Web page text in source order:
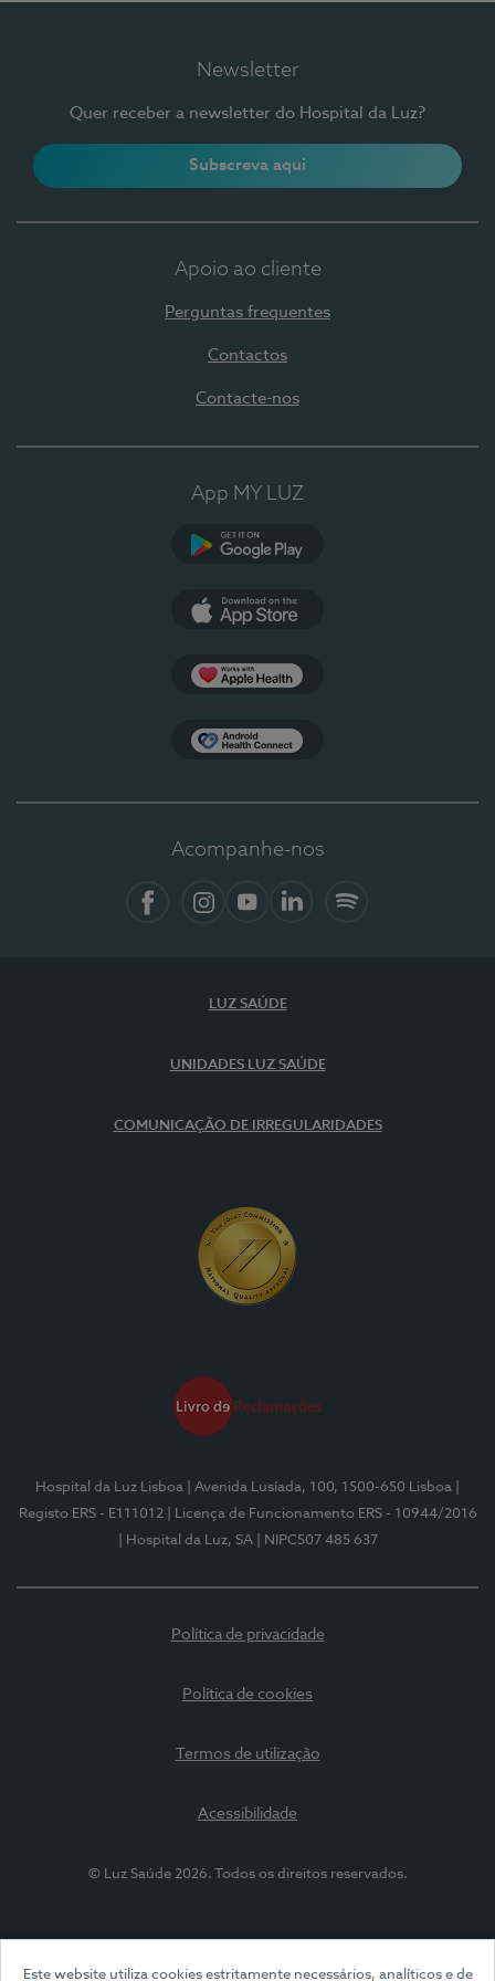
Este website utiliza cookies estritamente necessários, analíticos e de
Newsletter
Quer receber a newsletter do Hospital da Luz?
Subscreva aqui
Apoio ao cliente
Perguntas frequentes
Contactos
Contacte-nos
App MY LUZ
Acompanhe-nos
LUZ SAÚDE
UNIDADES LUZ SAÚDE
COMUNICAÇÃO DE IRREGULARIDADES
Hospital da Luz Lisboa | Avenida Lusíada, 100, 1500-650 Lisboa
Registo ERS - E111012
| Licença de Funcionamento ERS - 10944/2016
| Hospital da Luz, SA
| NIPC507 485 637
Política de privacidade
Política de cookies
Termos de utilização
Acessibilidade
© Luz Saúde 2026. Todos os direitos reservados.